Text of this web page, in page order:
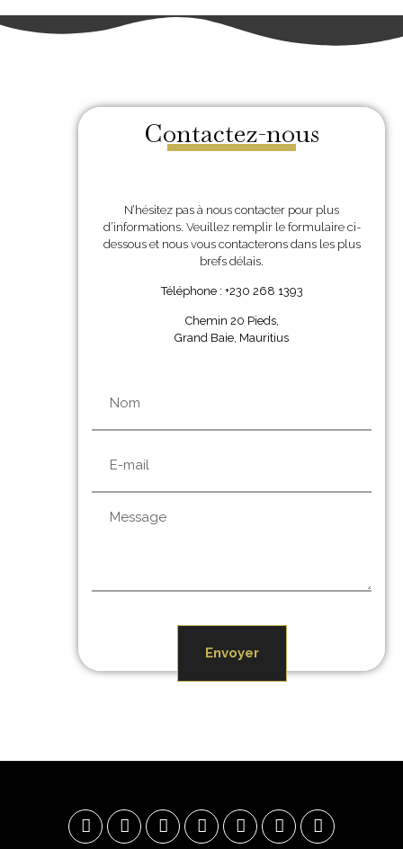
Contactez-nous
N’hésitez pas à nous contacter pour plus
d’informations. Veuillez remplir le formulaire ci-
dessous et nous vous contacterons dans les plus
brefs délais.
Téléphone : +230 268 1393
Chemin 20 Pieds,
Grand Baie, Mauritius
Envoyer